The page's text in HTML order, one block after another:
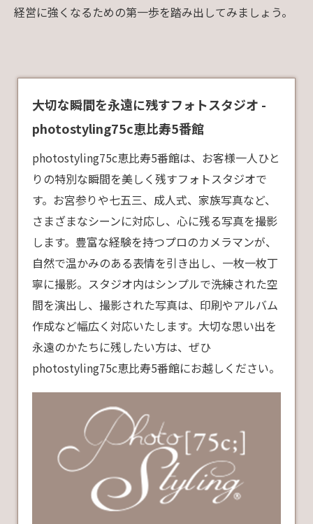
経営に強くなるための第一歩を踏み出してみましょう。
大切な瞬間を永遠に残すフォトスタジオ -
photostyling75c恵比寿5番館
photostyling75c恵比寿5番館は、お客様一人ひと
りの特別な瞬間を美しく残すフォトスタジオで
す。お宮参りや七五三、成人式、家族写真など、
さまざまなシーンに対応し、心に残る写真を撮影
します。豊富な経験を持つプロのカメラマンが、
自然で温かみのある表情を引き出し、一枚一枚丁
寧に撮影。スタジオ内はシンプルで洗練された空
間を演出し、撮影された写真は、印刷やアルバム
作成など幅広く対応いたします。大切な思い出を
永遠のかたちに残したい方は、ぜひ
photostyling75c恵比寿5番館にお越しください。